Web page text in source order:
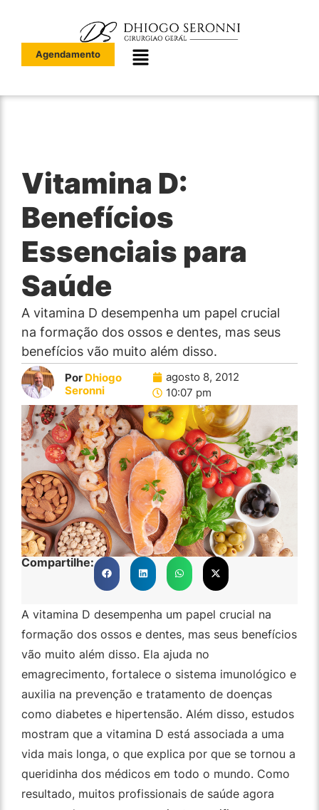
Agendamento
Vitamina D:
Benefícios
Essenciais para
Saúde
A vitamina D desempenha um papel crucial
na formação dos ossos e dentes, mas seus
benefícios vão muito além disso.
Por Dhiogo
Seronni
agosto 8, 2012
10:07 pm
Compartilhe:
A vitamina D desempenha um papel crucial na
formação dos ossos e dentes, mas seus benefícios
vão muito além disso. Ela ajuda no
emagrecimento, fortalece o sistema imunológico e
auxilia na prevenção e tratamento de doenças
como diabetes e hipertensão. Além disso, estudos
mostram que a vitamina D está associada a uma
vida mais longa, o que explica por que se tornou a
queridinha dos médicos em todo o mundo. Como
resultado, muitos profissionais de saúde agora